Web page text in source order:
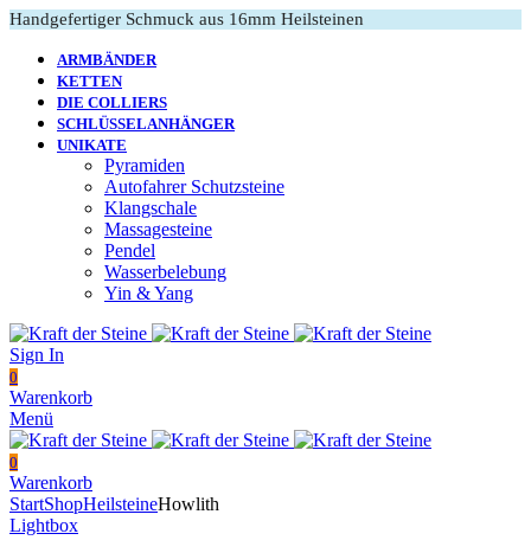
Handgefertiger Schmuck aus 16mm Heilsteinen
ARMBÄNDER
KETTEN
DIE COLLIERS
SCHLÜSSELANHÄNGER
UNIKATE
Pyramiden
Autofahrer Schutzsteine
Klangschale
Massagesteine
Pendel
Wasserbelebung
Yin & Yang
Sign In
0
Warenkorb
Menü
0
Warenkorb
StartShopHeilsteineHowlith
Lightbox